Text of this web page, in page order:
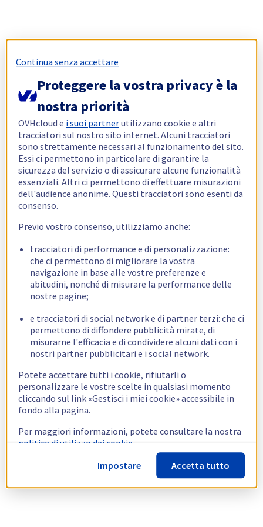
Continua senza accettare
Proteggere la vostra privacy è la
nostra priorità
OVHcloud e i suoi partnerutilizzano cookie e altri
tracciatori sul nostro sito internet. Alcuni tracciatori
sono strettamente necessari al funzionamento del sito.
Essi ci permettono in particolare di garantire la
sicurezza del servizio o di assicurare alcune funzionalità
essenziali. Altri ci permettono di effettuare misurazioni
dell'audience anonime. Questi tracciatori sono esenti da
consenso.
Previo vostro consenso, utilizziamo anche:
tracciatori di performance e di personalizzazione:
che ci permettono di migliorare la vostra
navigazione in base alle vostre preferenze e
abitudini, nonché di misurare la performance delle
nostre pagine;
e tracciatori di social network e di partner terzi: che ci
permettono di diffondere pubblicità mirate, di
misurarne l'efficacia e di condividere alcuni dati con i
nostri partner pubblicitari e i social network.
Potete accettare tutti i cookie, rifiutarli o
personalizzare le vostre scelte in qualsiasi momento
cliccando sul link «Gestisci i miei cookie» accessibile in
fondo alla pagina.
Per maggiori informazioni, potete consultare la nostra
politica di utilizzo dei cookie.
Impostare
Accetta tutto